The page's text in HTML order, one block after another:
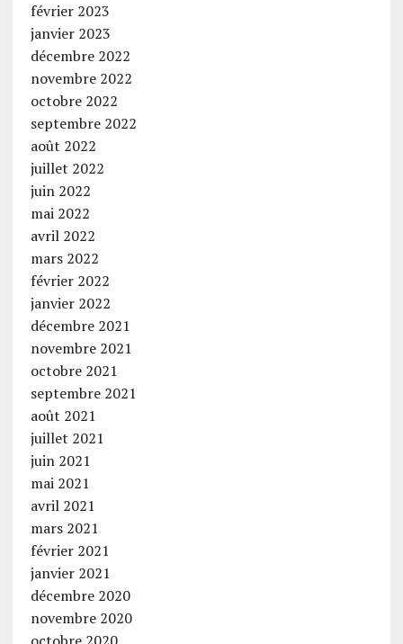
février 2023
janvier 2023
décembre 2022
novembre 2022
octobre 2022
septembre 2022
août 2022
juillet 2022
juin 2022
mai 2022
avril 2022
mars 2022
février 2022
janvier 2022
décembre 2021
novembre 2021
octobre 2021
septembre 2021
août 2021
juillet 2021
juin 2021
mai 2021
avril 2021
mars 2021
février 2021
janvier 2021
décembre 2020
novembre 2020